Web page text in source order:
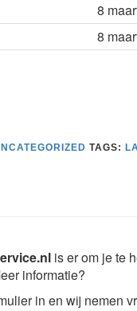
8
8
TAGS:
is er om je te
informatie?
in en wij nemen